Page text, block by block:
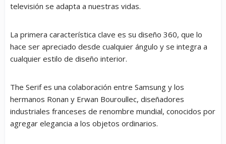
televisión se adapta a nuestras vidas.
La primera característica clave es su diseño 360, que lo
hace ser apreciado desde cualquier ángulo y se integra a
cualquier estilo de diseño interior.
The Serif es una colaboración entre Samsung y los
hermanos Ronan y Erwan Bouroullec, diseñadores
industriales franceses de renombre mundial, conocidos por
agregar elegancia a los objetos ordinarios.